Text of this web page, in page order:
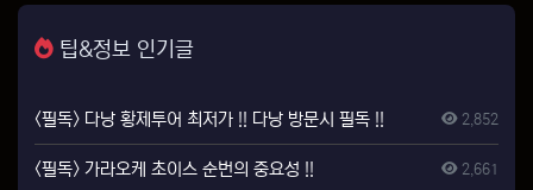
팁&정보 인기글
<필독> 다낭 황제투어 최저가 !! 다낭 방문시 필독 !! 2,852
<필독> 가라오케 초이스 순번의 중요성 !! 2,661